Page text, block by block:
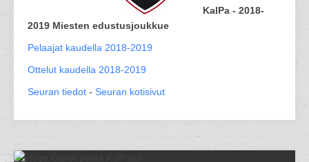
KalPa - 2018-
2019 Miesten edustusjoukkue
Pelaajat kaudella 2018-2019
Ottelut kaudella 2018-2019
Seuran tiedot - Seuran kotisivut